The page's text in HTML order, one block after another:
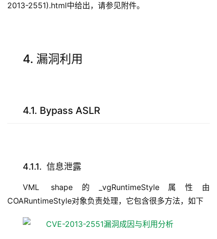
2013-2551).html中给出，请参见附件。
4. 漏洞利用
4.1. Bypass ASLR
4.1.1. 信息泄露
VML shape的_vgRuntimeStyle属性由
COARuntimeStyle对象负责处理，它包含很多方法，如下